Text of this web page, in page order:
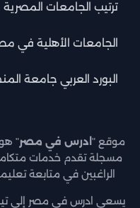
ترتيب الجامعات المصرية
الجامعات الأهلية في
البورد العربي جامعة
موقع " ادرس في مصر" هو
مسجلة تقدم خدمات
الراغبين في متابعة
يسعى ادرس في مصر إلى